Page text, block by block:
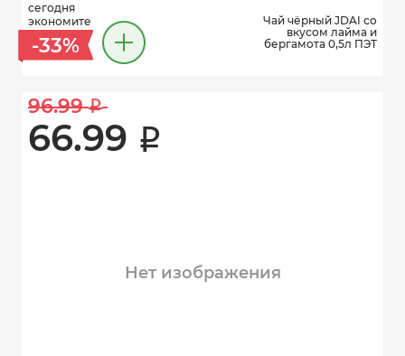
сегодня
экономите
-33%
Чай чёрный JDAI со
вкусом лайма и
бергамота 0,5л ПЭТ
96.99 i
66.99 i
Нет изображения